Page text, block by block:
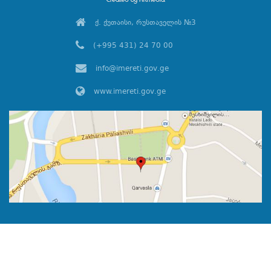
ქ. ქუთაისი, რუსთაველის №3
(+995 431) 24 70 00
info@imereti.gov.ge
www.imereti.gov.ge